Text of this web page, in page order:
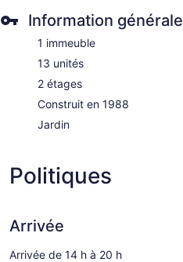
Information générale
1 immeuble
13 unités
2 étages
Construit en 1988
Jardin
Politiques
Arrivée
Arrivée de 14 h à 20 h